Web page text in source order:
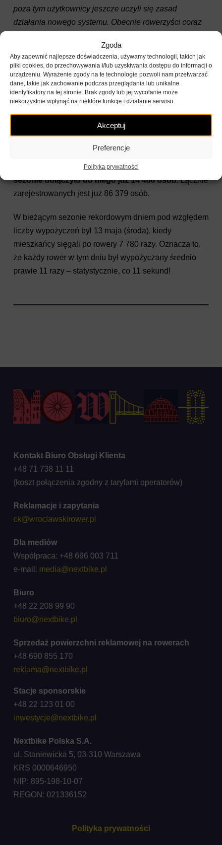
Zgoda
Aby zapewnić najlepsze doświadczenia, używamy technologii, takich jak
pliki cookies, do przechowywania i/lub uzyskiwania dostępu do informacji o
urządzeniu. Wyrażenie zgody na te technologie pozwoli nam przetwarzać
dane, takie jak zachowanie podczas przeglądania lub unikalne
identyfikatory na tej stronie. Brak zgody lub jej wycofanie może
niekorzystnie wpłynąć na niektóre funkcje i działanie serwisu.
Akceptuj
Preferencje
Polityka prywatności
poza tym użytkownicy jeszcze uczyli się zasad
działania nowego systemu. Obecnie rowerzyści coraz
operator zbliżamy się do osiągnięcia optymalnego
działania systemu, więc w zbliżającym się szczycie
sezonu można spodziewać się kolejnych rekordów –
zapowiada Tomasz Wojtkiewicz, prezes Nextbike
Polska.
Pomimo, że rowery WRM są obecne na ulicach miasta
znaczny wzrost rejestracji nowych
do systemu.W sumie tylko w tym
sezonie dołączyło do niego już 14 480 osób.Łącznie
zarejestrowanych jest już 86 379 osób.
W bieżącym sezonie rekordowym dniem pod względem
liczby wypożyczeń był 13 maja (środa), kiedy
mieszkańcy sięgali po rowery 7 780 razy. Oznacza to,
że każdy rower w tym dniu był wypożyczany średnio
prawie 11 razy – statystycznie, co 11 sekund!
Kontakt Biuro Obsługi Klienta
+48 71 738 11 11
(koszt połączenia zgodny z taryfami operatorów)
Reklamacje i zapytania
ck@wroclawskirower.pl
Dla mediów
Współpraca: +48 696 003 711
e-mail: media@nextbike.pl
Biuro
+48 22 208 99 90
biuro@nextbike.pl
Sprzedaż powierzchni reklamowej na rowerach
+48 690 855 170
reklama@nextbike.pl
Stacje sponsorskie
+48 22 123 01 00
inwestycje@nextbike.pl
Nextbike Polska S.A.
ul. Staniewicka 5, 03-310 Warszawa
KRS 0000646950
NIP: 895-198-10-07
REGON: 021336152
Polityka prywatności